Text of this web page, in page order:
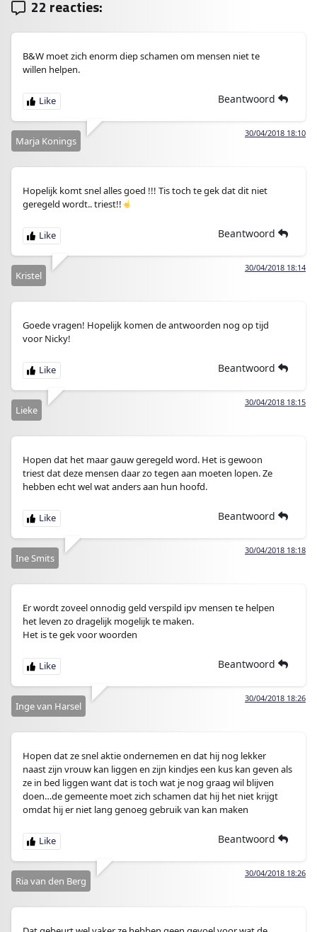
22 reacties:
B&W moet zich enorm diep schamen om mensen niet te
willen helpen.
Beantwoord
30/04/2018 18:10
Marja Konings
Hopelijk komt snel alles goed !!! Tis toch te gek dat dit niet
geregeld wordt.. triest!!
Beantwoord
30/04/2018 18:14
Kristel
Goede vragen! Hopelijk komen de antwoorden nog op tijd
voor Nicky!
Beantwoord
30/04/2018 18:15
Lieke
Hopen dat het maar gauw geregeld word. Het is gewoon
triest dat deze mensen daar zo tegen aan moeten lopen. Ze
hebben echt wel wat anders aan hun hoofd.
Beantwoord
30/04/2018 18:18
Ine Smits
Er wordt zoveel onnodig geld verspild ipv mensen te helpen
het leven zo dragelijk mogelijk te maken.
Het is te gek voor woorden
Beantwoord
30/04/2018 18:26
Inge van Harsel
Hopen dat ze snel aktie ondernemen en dat hij nog lekker
naast zijn vrouw kan liggen en zijn kindjes een kus kan geven als
ze in bed liggen want dat is toch wat je nog graag wil blijven
doen…de gemeente moet zich schamen dat hij het niet krijgt
omdat hij er niet lang genoeg gebruik van kan maken
Beantwoord
30/04/2018 18:26
Ria van den Berg